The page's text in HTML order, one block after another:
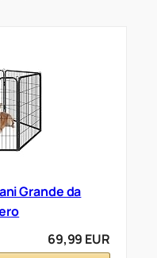
Grande da
69,99 EUR